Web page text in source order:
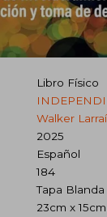
Libro Físico
Walker
2025
Español
184
Tapa Blanda
23cm x 15cm